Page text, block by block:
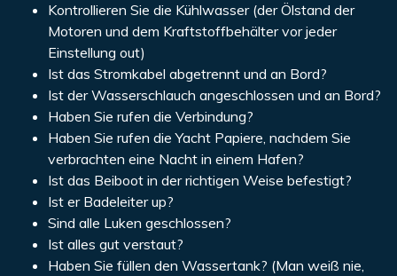
Kontrollieren Sie die Kühlwasser (der Ölstand der
Motoren und dem Kraftstoffbehälter vor jeder
Einstellung out)
Ist das Stromkabel abgetrennt und an Bord?
Ist der Wasserschlauch angeschlossen und an Bord?
Haben Sie rufen die Verbindung?
Haben Sie rufen die Yacht Papiere, nachdem Sie
verbrachten eine Nacht in einem Hafen?
Ist das Beiboot in der richtigen Weise befestigt?
Ist er Badeleiter up?
Sind alle Luken geschlossen?
Ist alles gut verstaut?
Haben Sie füllen den Wassertank? (Man weiß nie,